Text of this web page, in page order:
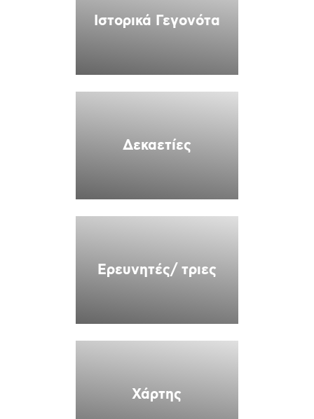
Ιστορικά Γεγονότα
Δεκαετίες
Ερευνητές/ τριες
Χάρτης